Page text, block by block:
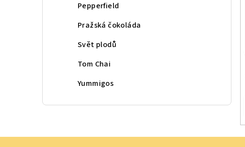
Pepperfield
Pražská čokoláda
Svět plodů
Tom Chai
Yummigos